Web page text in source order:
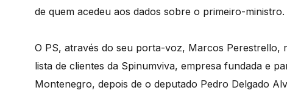
de quem acedeu aos dados sobre o primeiro-ministro.
O PS, através do seu porta-voz, Marcos Perestrello,
lista de clientes da Spinumviva, empresa fundada e
Montenegro, depois de o deputado Pedro Delgado